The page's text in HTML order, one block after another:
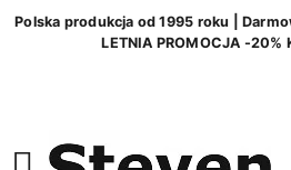
Polska produkcja od 1995 roku |
LETNIA PROMOCJA -20%